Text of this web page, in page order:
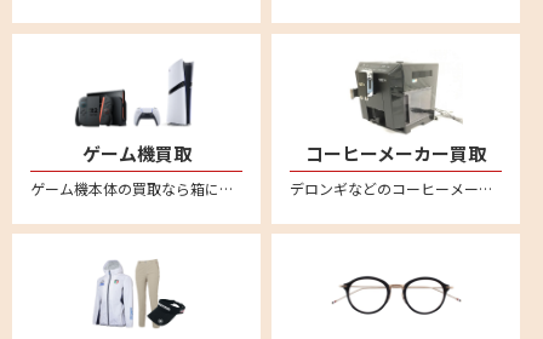
ゲーム機買取
ゲーム機本体の買取なら箱に詰めてご自宅から送るだけの便利な宅配買取専門店リムーブ。ニンテンドー Switchスイッチ/スイッチ2、PS5プレステ5、PS4プレステ4 などの最新からレトロゲームまでいろいろお売りいただけます。
コーヒーメーカー買取
デロンギなどのコーヒーメーカーを売るならリムーブへ。全国対応・送料無料の安心宅配買取